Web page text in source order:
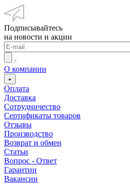
Подписывайтесь
на новости и акции
О компании
Оплата
Доставка
Сотрудничество
Сертификаты товаров
Отзывы
Производство
Возврат и обмен
Статьи
Вопрос - Ответ
Гарантии
Вакансии